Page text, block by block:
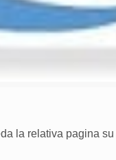
la relativa pagina su